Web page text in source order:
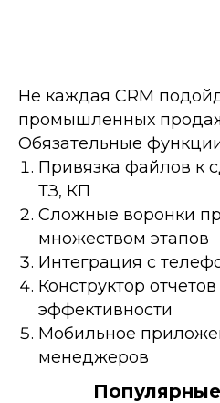
Не каждая CRM
промышленных
Обязательные
Привязка файлов к
ТЗ, КП
Сложные воронки
множеством этапов
Интеграция с
Конструктор
эффективности
Мобильное
менеджеров